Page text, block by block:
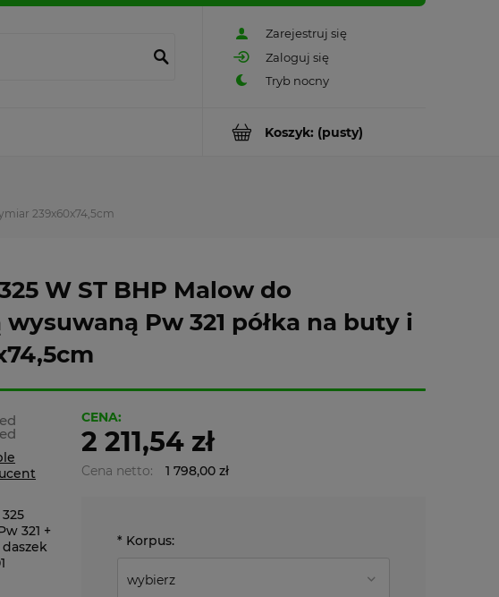
Zarejestruj się
Zaloguj się
Koszyk: (pusty)
239x60x74,5cm
W ST BHP Malow do
Pw 321 półka na buty i
321 +
daszek
CENA:
2 211,54 zł
Cena netto: 1 798,00 zł
* Korpus: